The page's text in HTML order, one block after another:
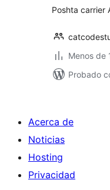
Poshta carrier
Menos de
Probado
Acerca de
Noticias
Hosting
Privacidad